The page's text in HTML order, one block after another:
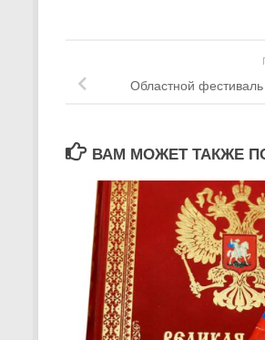
Областной
ВАМ МОЖЕТ ТАКЖЕ